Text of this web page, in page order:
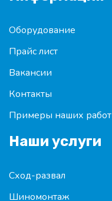
Оборудование
Прайс лист
Вакансии
Контакты
Примеры наших работ
Наши услуги
Сход-развал
Шиномонтаж